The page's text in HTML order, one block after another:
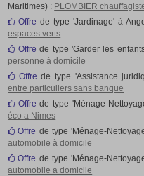
Maritimes) : PLOMBIER
Offre de type 'Jardinage' à
espaces verts
Offre de type 'Garder les
personne à domicile
Offre de type 'Assistance
entre particuliers sans banque
Offre de type 'Ménage-
éco a Nimes
Offre de type 'Ménage-
automobile à domicile
Offre de type 'Ménage-
automobile a domicile